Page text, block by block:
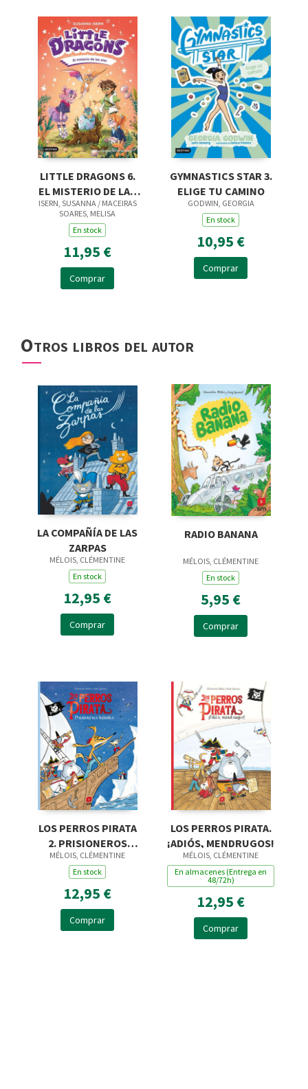
LITTLE DRAGONS 6.
EL MISTERIO DE LAS
ALAS
ISERN, SUSANNA / MACEIRAS
SOARES, MELISA
En stock
11,95 €
Comprar
GYMNASTICS STAR 3.
ELIGE TU CAMINO
GODWIN, GEORGIA
En stock
10,95 €
Comprar
Otros libros del autor
LA COMPAÑÍA DE LAS
ZARPAS
MÉLOIS, CLÉMENTINE
En stock
12,95 €
Comprar
RADIO BANANA
MÉLOIS, CLÉMENTINE
En stock
5,95 €
Comprar
LOS PERROS PIRATA
2. PRISIONEROS
HELADOS
MÉLOIS, CLÉMENTINE
En stock
12,95 €
Comprar
LOS PERROS PIRATA.
¡ADIÓS, MENDRUGOS!
MÉLOIS, CLÉMENTINE
En almacenes (Entrega en
48/72h)
12,95 €
Comprar